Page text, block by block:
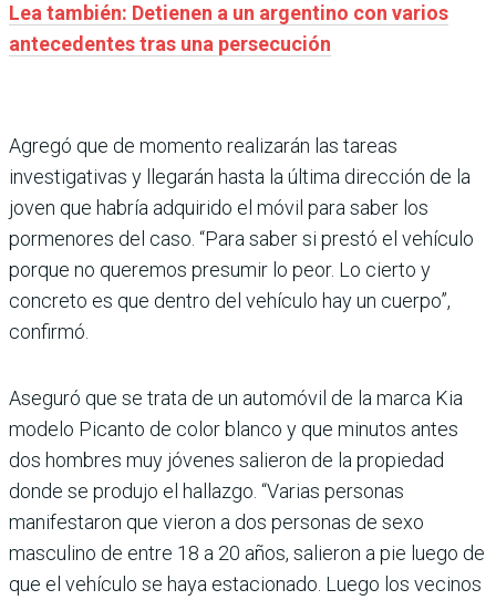
Lea también: Detienen a un argentino con varios
antecedentes tras una persecución
Agregó que de momento realizarán las tareas
investigativas y llegarán hasta la última dirección de la
joven que habría adquirido el móvil para saber los
pormenores del caso. “Para saber si prestó el vehículo
porque no queremos presumir lo peor. Lo cierto y
concreto es que dentro del vehículo hay un cuerpo”,
confirmó.
Aseguró que se trata de un automóvil de la marca Kia
modelo Picanto de color blanco y que minutos antes
dos hombres muy jóvenes salieron de la propiedad
donde se produjo el hallazgo. “Varias personas
manifestaron que vieron a dos personas de sexo
masculino de entre 18 a 20 años, salieron a pie luego de
que el vehículo se haya estacionado. Luego los vecinos